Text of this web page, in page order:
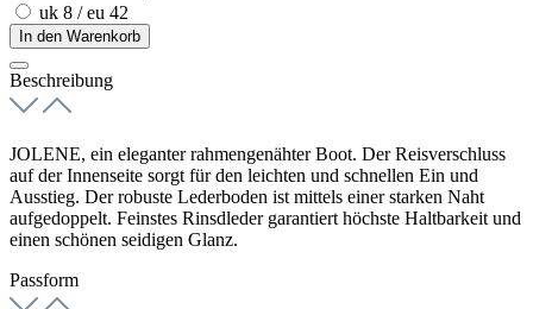
uk 8 / eu 42
In den Warenkorb
Beschreibung
JOLENE, ein eleganterrahmengenähterBoot. Der Reisverschluss
auf der Innenseite sorgt für den leichten und schnellen Ein und
Ausstieg. Der robuste Lederboden ist mittels einer starken Naht
aufgedoppelt. Feinstes Rinsdleder garantiert höchste Haltbarkeit und
einen schönen seidigen Glanz.
Passform